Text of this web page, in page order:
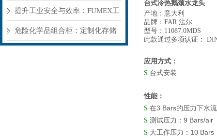
的“被动安全盾”
提升工业安全与效率：FUMEX工
业抽气罩如何优化工作环境
危险化学品组合柜：定制化存储
台式冷热鹅颈水龙头
产地：意大利
品牌：FAR 法尔
型号：11087.0MDS
此款通过多项认证：
应用方式：
S 台式安装
性能：
S 在3 Bars的压力下水
S 测试压力： 9 Bars/air
S 大工作压力： 10 Bars